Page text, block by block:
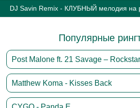
DJ Savin Remix - КЛУБНЫЙ мелодия на
Популярные
Post Malone ft. 21 Savage – Rockstar
Matthew Koma - Kisses Back